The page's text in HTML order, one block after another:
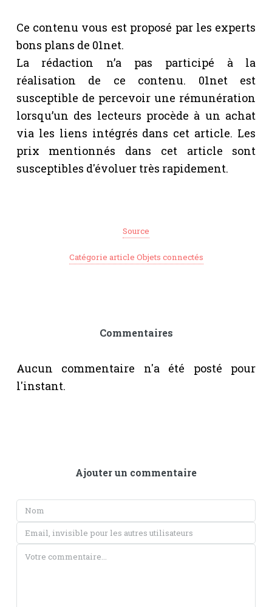
Ce contenu vous est proposé par les experts
bons plans de 01net.
La rédaction n’a pas participé à la
réalisation de ce contenu. 01net est
susceptible de percevoir une rémunération
lorsqu’un des lecteurs procède à un achat
via les liens intégrés dans cet article. Les
prix mentionnés dans cet article sont
susceptibles d'évoluer très rapidement.
Source
Catégorie article Objets connectés
Ajouter un commentaire
Commentaires
Aucun commentaire n'a été posté pour
l'instant.